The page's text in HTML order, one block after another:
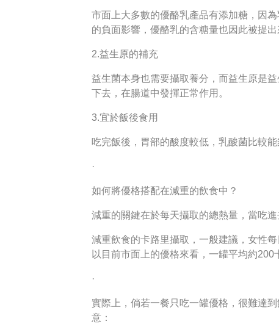
市面上大多數的優酪乳產品有添加糖，因
的負面影響，優酪乳的含糖量也因此被提出
2.益生原的補充
益生菌本身也需要攝取養分，而益生原是
下去，在腸道中發揮正常作用。
3.宜於飯後食用
吃完飯後，胃部的酸度較低，乳酸菌比較
·
如何將優格搭配在減重的飲食中？
減重的關鍵在於每天攝取的總熱量，當吃
減重飲食的卡路里攝取，一般建議，女性
以目前市面上的優格來看，一罐平均約200
·
實際上，倘若一餐只吃一罐優格，很難達
意：